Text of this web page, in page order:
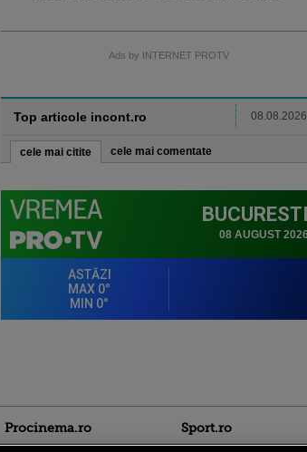
Ads by INTERNET PROTV
Top articole incont.ro 08.08.2026
cele mai citite cele mai comentate
Procinema.ro Sport.ro